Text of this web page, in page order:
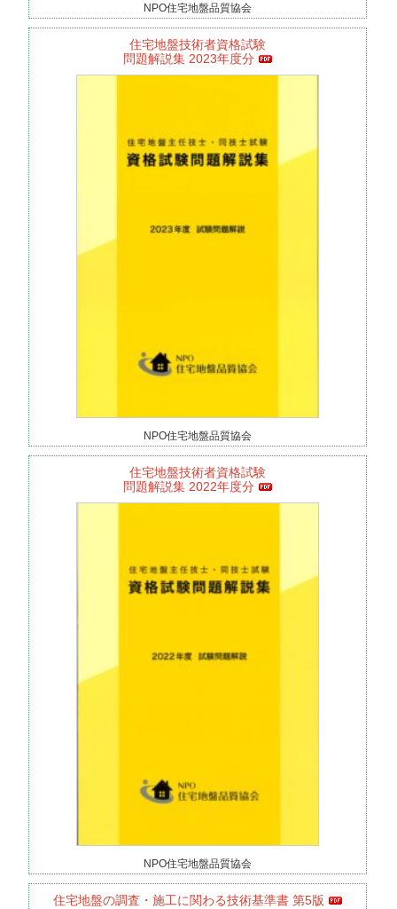
NPO住宅地盤品質協会
住宅地盤技術者資格試験
問題解説集 2023年度分
NPO住宅地盤品質協会
住宅地盤技術者資格試験
問題解説集 2022年度分
NPO住宅地盤品質協会
住宅地盤の調査・施工に関わる技術基準書 第5版